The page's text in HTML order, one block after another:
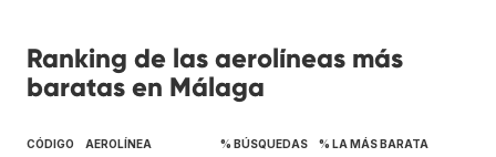
Ranking de las aerolíneas más
baratas en Málaga
CÓDIGO AEROLÍNEA % BÚSQUEDAS % LA MÁS BARATA